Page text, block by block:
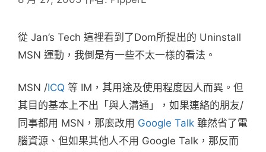
從 Jan’s Tech 這裡看到了Dom所提出的 Uninstall
MSN 運動，我倒是有一些不太一樣的看法。
MSN /ICQ 等 IM，其用途及使用程度因人而異。但
其目的基本上不出「與人溝通」，如果連絡的朋友/
同事都用 MSN，那麼改用 Google Talk 雖然省了電
腦資源、但如果其他人不用 Google Talk，那反而